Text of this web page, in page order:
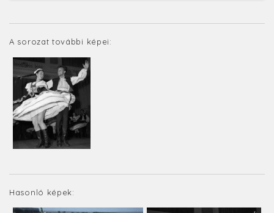
A sorozat további képei:
Hasonló képek: